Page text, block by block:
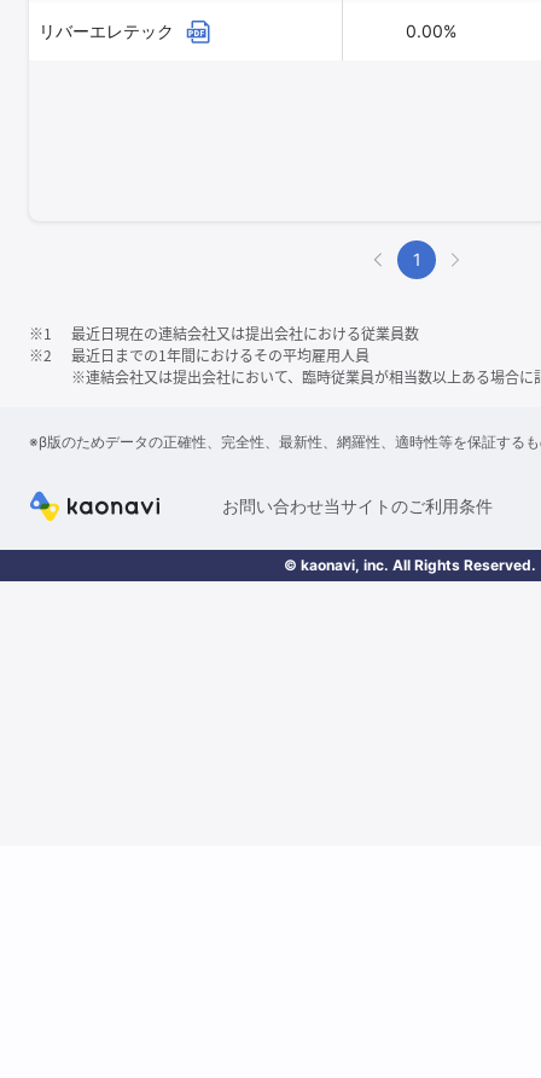
リバーエレテック 0.00%
1
※1
最近日現在の連結会社又は提出会社における従業員数
※2
最近日までの1年間におけるその平均雇用人員
※連結会社又は提出会社において、臨時従業員が相当数以上ある場合に
※β版のためデータの正確性、完全性、最新性、網羅性、適時性等を保証する
お問い合わせ当サイトのご利用条件
© kaonavi, inc. All Rights Reserved.